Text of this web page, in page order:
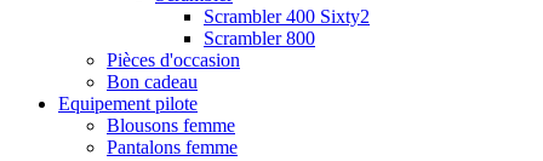
Scrambler 400 Sixty2
Scrambler 800
Pièces d'occasion
Bon cadeau
Equipement pilote
Blousons femme
Pantalons femme